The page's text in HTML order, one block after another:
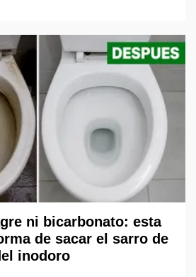
ni bicarbonato: esta
de sacar el sarro de
inodoro